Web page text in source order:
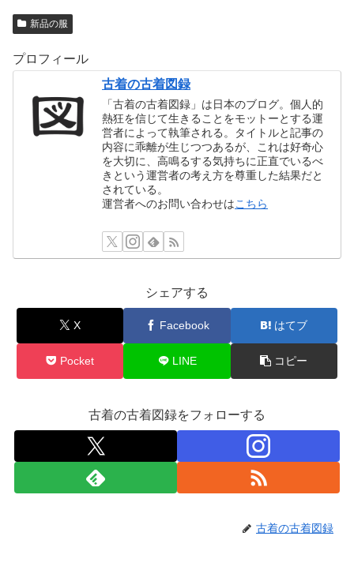
新品の服
プロフィール
古着の古着図録
「古着の古着図録」は日本のブログ。個人的
熱狂を信じて生きることをモットーとする運
営者によって執筆される。タイトルと記事の
内容に乖離が生じつつあるが、これは好奇心
を大切に、高鳴るする気持ちに正直でいるべ
きという運営者の考え方を尊重した結果だと
されている。
運営者へのお問い合わせはこちら
シェアする
X Facebook はてブ
Pocket LINE コピー
古着の古着図録をフォローする
古着の古着図録